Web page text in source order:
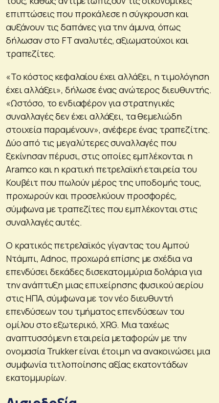
επιπτώσεις που προκάλεσε η σύγκρουση και
αυξάνουν τις δαπάνες για την άμυνα, όπως
δήλωσαν στο FT αναλυτές, αξιωματούχοι και
τραπεζίτες.
«Το κόστος κεφαλαίου έχει αλλάξει, η τιμολόγηση
έχει αλλάξει», δήλωσε ένας ανώτερος διευθυντής.
«Ωστόσο, το ενδιαφέρον για στρατηγικές
συναλλαγές δεν έχει αλλάξει, τα θεμελιώδη
στοιχεία παραμένουν», ανέφερε ένας τραπεζίτης.
Δύο από τις μεγαλύτερες συναλλαγές που
ξεκίνησαν πέρυσι, στις οποίες εμπλέκονται η
Aramco και η κρατική πετρελαϊκή εταιρεία του
Κουβέιτ που πωλούν μέρος της υποδομής τους,
προχωρούν και προσελκύουν προσφορές,
σύμφωνα με τραπεζίτες που εμπλέκονται στις
συναλλαγές αυτές.
Ο κρατικός πετρελαϊκός γίγαντας του Αμπού
Ντάμπι, Adnoc, προχωρά επίσης με σχέδια να
επενδύσει δεκάδες δισεκατομμύρια δολάρια για
την ανάπτυξη μιας επιχείρησης φυσικού αερίου
στις ΗΠΑ, σύμφωνα με τον νέο διευθυντή
επενδύσεων του τμήματος επενδύσεων του
ομίλου στο εξωτερικό, XRG. Μια ταχέως
αναπτυσσόμενη εταιρεία μεταφορών με την
ονομασία Trukker είναι έτοιμη να ανακοινώσει μια
συμφωνία τιτλοποίησης αξίας εκατοντάδων
εκατομμυρίων.